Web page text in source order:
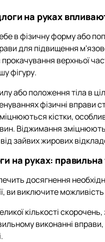
на руках
в фізичну форму або
для підвищення
прокачування верхньої
фігуру.
або положення тіла в
фізичні вправи
кістки,
Віджимання
зайвих жирових
на руках: правильна
досягнення
ви виключите
кількості
виконанні